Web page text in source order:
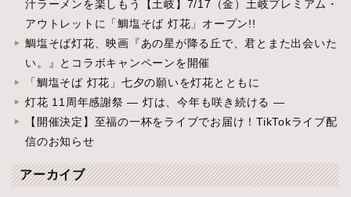
汁ラーメンを楽しもう【土岐】7/17（金）土岐プレミアム・
アウトレットに「鯛塩そば 灯花」オープン!!
鯛塩そば灯花、映画『あの星が降る丘で、君とまた出会いた
い。』とコラボキャンペーンを開催
「鯛塩そば 灯花」七夕の願いを灯花とともに
灯花 11周年感謝祭 ― 灯は、今年も咲き続ける ―
【開催決定】至福の一杯をライブでお届け！TikTokライブ配
信のお知らせ
アーカイブ